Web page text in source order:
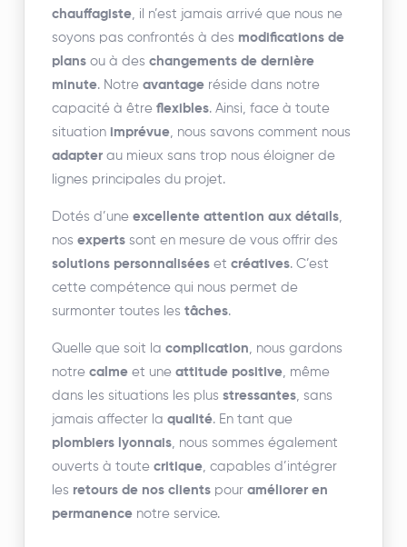
chauffagiste, il n’est jamais arrivé que nous ne
soyons pas confrontés à des modifications de
plans ou à deschangements de dernière
minute. Notreavantage réside dans notre
capacité à êtreflexibles. Ainsi, face à toute
situation imprévue, nous savons comment nous
adapter au mieux sans trop nous éloigner de
lignes principales du projet.
Dotés d’uneexcellente attention aux détails,
nosexperts sont en mesure de vous offrir des
solutions personnalisées etcréatives. C’est
cette compétence qui nous permet de
surmonter toutes lestâches.
Quelle que soit lacomplication, nous gardons
notrecalme et uneattitude positive, même
dans les situations les plusstressantes, sans
jamais affecter laqualité. En tant que
plombiers lyonnais, nous sommes également
ouverts à toutecritique, capables d’intégrer
les retours de nos clients pouraméliorer en
permanence notre service.